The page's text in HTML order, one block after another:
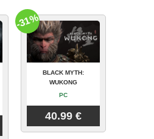
BLACK MYTH:
WUKONG
PC
40.99 €
-31%